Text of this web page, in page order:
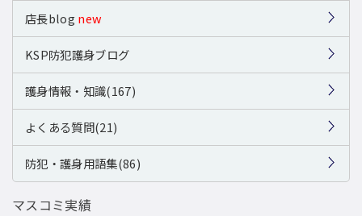
店長blog new
KSP防犯護身ブログ
護身情報・知識(167)
よくある質問(21)
防犯・護身用語集(86)
マスコミ実績